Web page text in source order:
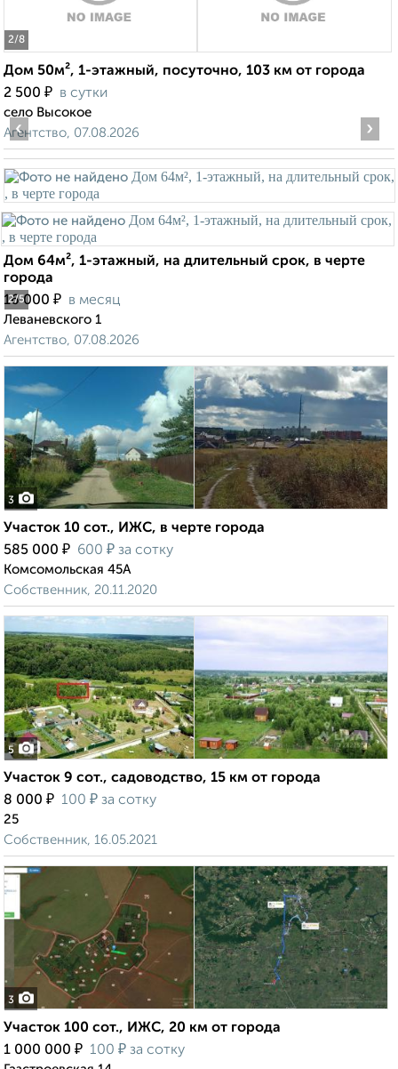
2/8
Дом 50м², 1-этажный, посуточно, 103 км от города
2 500 ₽ в сутки
село Высокое
Агентство, 07.08.2026
2/5
‹ ›
Дом 64м², 1-этажный, на длительный срок, в черте
города
16 000 ₽ в месяц
Леваневского 1
Агентство, 07.08.2026
3
Участок 10 сот., ИЖС, в черте города
585 000 ₽ 600 ₽ за сотку
Комсомольская 45А
Собственник, 20.11.2020
5
Участок 9 сот., садоводство, 15 км от города
8 000 ₽ 100 ₽ за сотку
25
Собственник, 16.05.2021
3
Участок 100 сот., ИЖС, 20 км от города
1 000 000 ₽ 100 ₽ за сотку